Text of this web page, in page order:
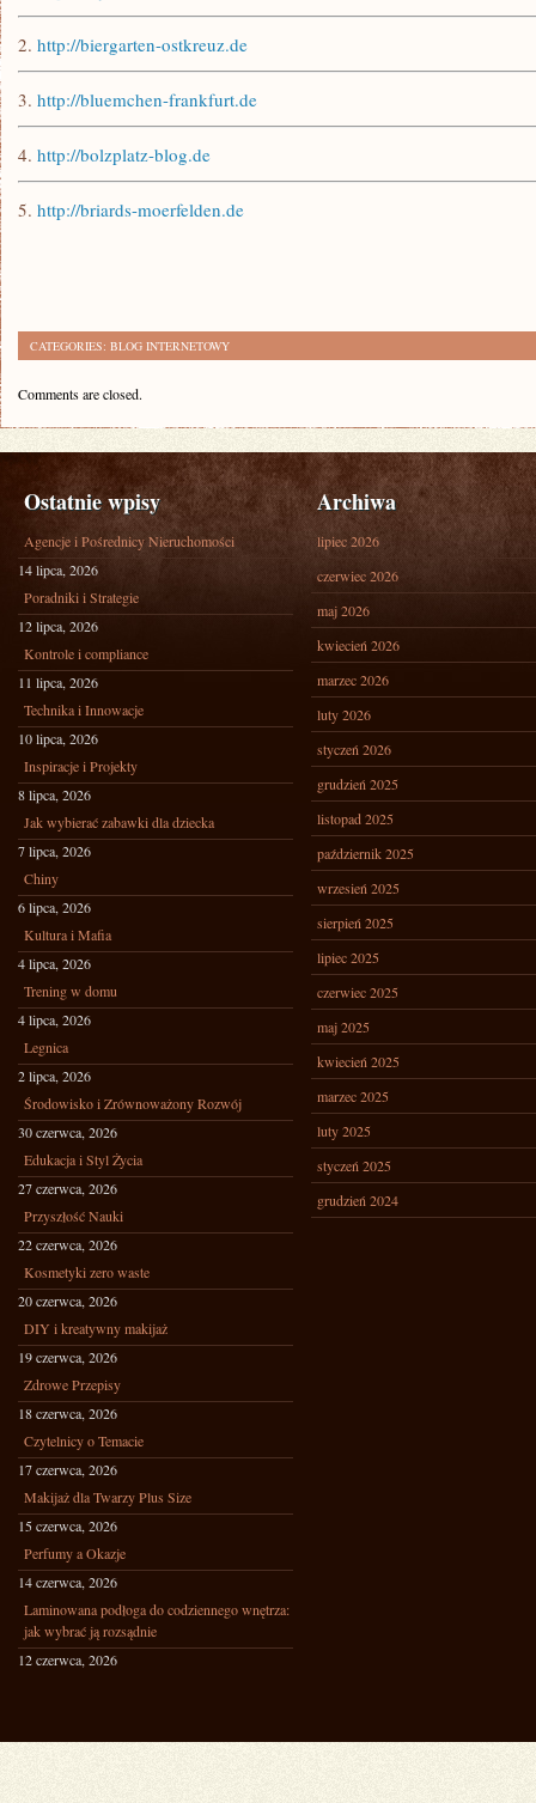
2. http://biergarten-ostkreuz.de
3. http://bluemchen-frankfurt.de
4. http://bolzplatz-blog.de
5. http://briards-moerfelden.de
CATEGORIES: BLOG INTERNETOWY
Comments are closed.
Ostatnie wpisy
Agencje i Pośrednicy Nieruchomości
14 lipca, 2026
Poradniki i Strategie
12 lipca, 2026
Kontrole i compliance
11 lipca, 2026
Technika i Innowacje
10 lipca, 2026
Inspiracje i Projekty
8 lipca, 2026
Jak wybierać zabawki dla dziecka
7 lipca, 2026
Chiny
6 lipca, 2026
Kultura i Mafia
4 lipca, 2026
Trening w domu
4 lipca, 2026
Legnica
2 lipca, 2026
Środowisko i Zrównoważony Rozwój
30 czerwca, 2026
Edukacja i Styl Życia
27 czerwca, 2026
Przyszłość Nauki
22 czerwca, 2026
Kosmetyki zero waste
20 czerwca, 2026
DIY i kreatywny makijaż
19 czerwca, 2026
Zdrowe Przepisy
18 czerwca, 2026
Czytelnicy o Temacie
17 czerwca, 2026
Makijaż dla Twarzy Plus Size
15 czerwca, 2026
Perfumy a Okazje
14 czerwca, 2026
Laminowana podłoga do codziennego wnętrza:
jak wybrać ją rozsądnie
12 czerwca, 2026
Archiwa
lipiec 2026
czerwiec 2026
maj 2026
kwiecień 2026
marzec 2026
luty 2026
styczeń 2026
grudzień 2025
listopad 2025
październik 2025
wrzesień 2025
sierpień 2025
lipiec 2025
czerwiec 2025
maj 2025
kwiecień 2025
marzec 2025
luty 2025
styczeń 2025
grudzień 2024